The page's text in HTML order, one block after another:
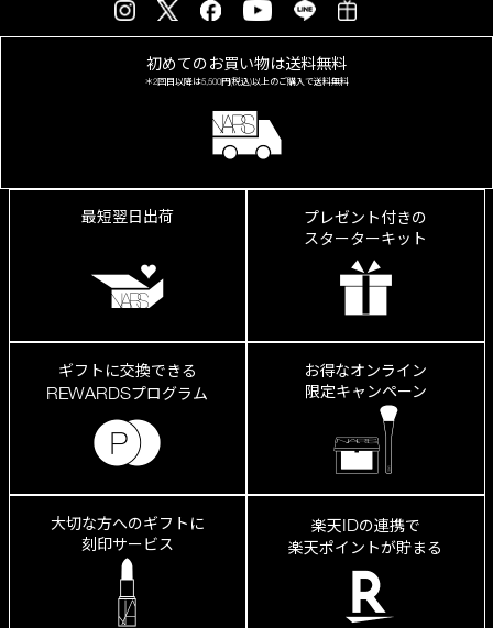
初めてのお買い物は送料無料
＊2回目以降は5,500円(税込)以上のご購入で送料無料
最短翌日出荷
プレゼント付きの
スターターキット
ギフトに交換できる
REWARDSプログラム
お得なオンライン
限定キャンペーン
大切な方へのギフトに
刻印サービス
楽天IDの連携で
楽天ポイントが貯まる